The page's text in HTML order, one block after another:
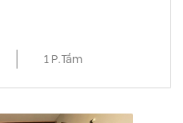
1 P.Tắm